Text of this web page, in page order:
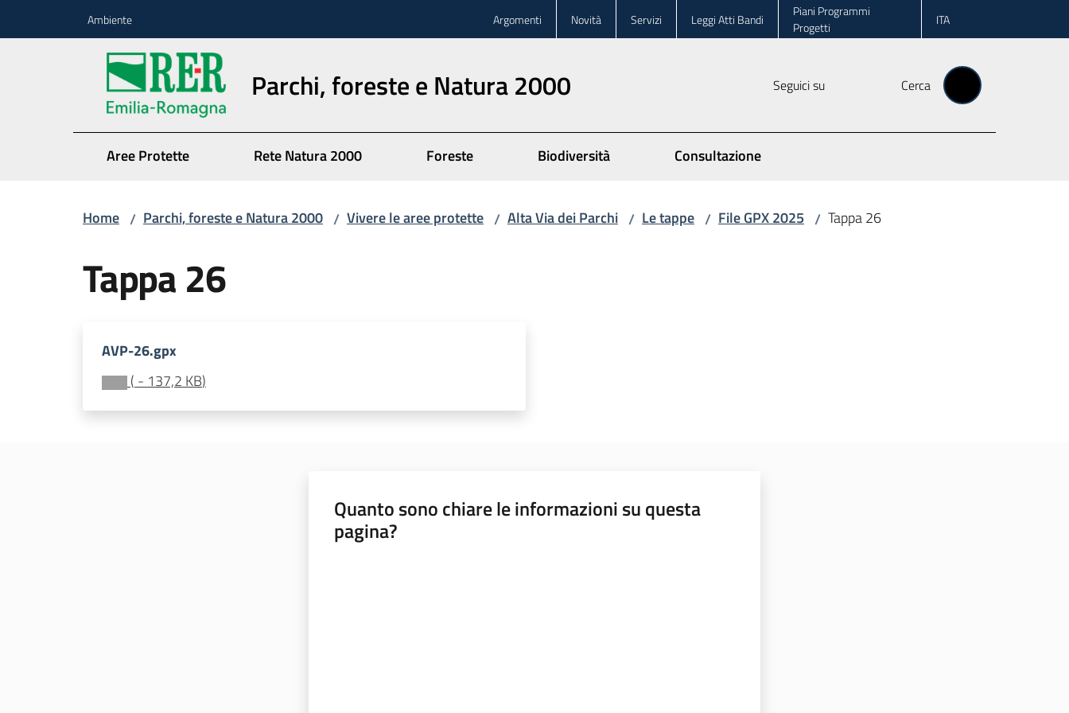
Ambiente Argomenti Novità Servizi Leggi Atti Bandi
Piani Programmi
Progetti
ITA
Parchi, foreste e Natura 2000 Seguici su Cerca
Aree Protette Rete Natura 2000 Foreste Biodiversità Consultazione
Home / Parchi, foreste e Natura 2000 / Vivere le aree protette / Alta Via dei Parchi / Le tappe / File GPX 2025 / Tappa 26
Tappa 26
AVP-26.gpx
( - 137,2 KB)
Quanto sono chiare le informazioni su questa
pagina?